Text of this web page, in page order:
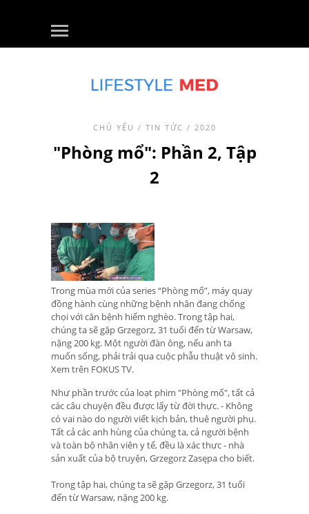
CHỦ YẾU / TIN TỨC / 2020
"Phòng mổ": Phần 2, Tập
2
Trong mùa mới của series “Phòng mổ”, máy quay
đồng hành cùng những bệnh nhân đang chống
chọi với căn bệnh hiểm nghèo. Trong tập hai,
chúng ta sẽ gặp Grzegorz, 31 tuổi đến từ Warsaw,
nặng 200 kg. Một người đàn ông, nếu anh ta
muốn sống, phải trải qua cuộc phẫu thuật vô sinh.
Xem trên FOKUS TV.
Như phần trước của loạt phim "Phòng mổ", tất cả
các câu chuyện đều được lấy từ đời thực. - Không
có vai nào do người viết kịch bản, thuê người phụ.
Tất cả các anh hùng của chúng ta, cả người bệnh
và toàn bộ nhân viên y tế, đều là xác thực - nhà
sản xuất của bộ truyện, Grzegorz Zasępa cho biết.
Trong tập hai, chúng ta sẽ gặp Grzegorz, 31 tuổi
đến từ Warsaw, nặng 200 kg.